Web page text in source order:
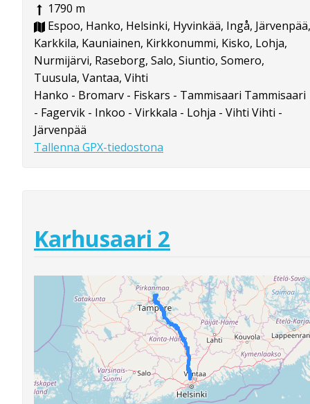
1790 m
Espoo, Hanko, Helsinki, Hyvinkää, Ingå, Järvenpää,
Karkkila, Kauniainen, Kirkkonummi, Kisko, Lohja,
Nurmijärvi, Raseborg, Salo, Siuntio, Somero,
Tuusula, Vantaa, Vihti
Hanko - Bromarv - Fiskars - Tammisaari Tammisaari
- Fagervik - Inkoo - Virkkala - Lohja - Vihti Vihti -
Järvenpää
Tallenna GPX-tiedostona
Karhusaari 2